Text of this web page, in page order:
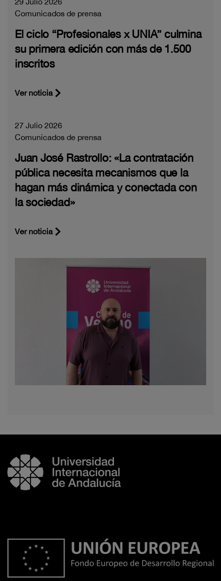
Comunicados de prensa
El ciclo “Profesionales x UNIA” culmina
su primera edición con más de 1.500
inscritos
Ver noticia
27 Julio 2026
Comunicados de prensa
Juan José Rastrollo: «La contratación
pública necesita mecanismos que la
hagan más dinámica y conectada con
la sociedad»
Ver noticia